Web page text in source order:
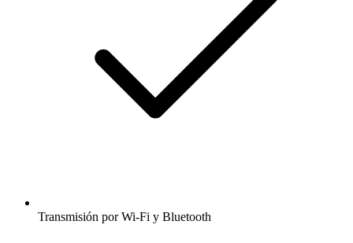
Transmisión por Wi-Fi y Bluetooth